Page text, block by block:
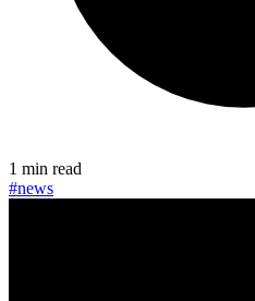
1 min read
#news